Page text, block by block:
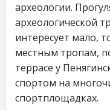
археологии.
археологической
интересует мало,
местным тропам,
террасе у
спортом на
спортплощадках.